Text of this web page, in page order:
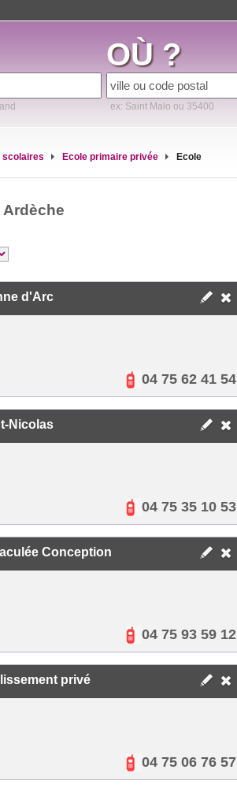
OÙ ?
ex: Saint Malo ou 35400
scolaires Ecole primaire privée
Ecole
d'Arc
04 75 62 41 54
Nicolas
04 75 35 10 53
Conception
04 75 93 59 12
privé
04 75 06 76 57